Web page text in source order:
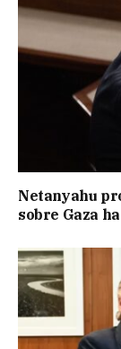
Netanyahu
sobre Gaza